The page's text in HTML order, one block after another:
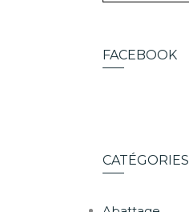
FACEBOOK
CATÉGORIES